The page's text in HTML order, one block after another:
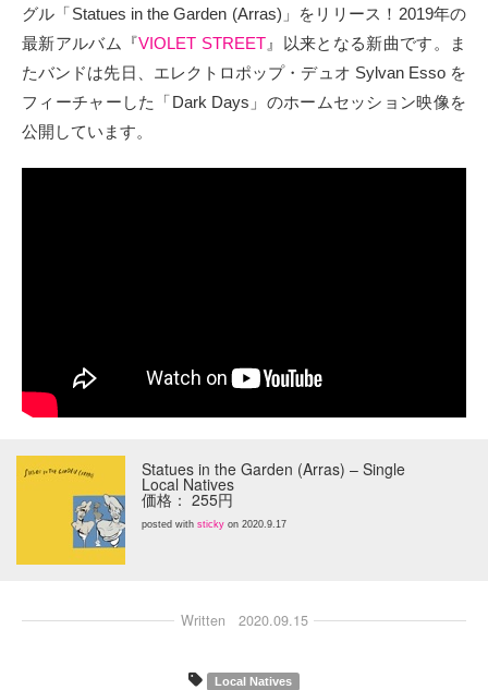
Twitter
Facebook
グル「Statues in the Garden (Arras)」をリリース！2019年の
最新アルバム『VIOLET STREET』以来となる新曲です。ま
たバンドは先日、エレクトロポップ・デュオ Sylvan Esso を
フィーチャーした「Dark Days」のホームセッション映像を
公開しています。
Statues in the Garden (Arras) – Single
Local Natives
価格： 255円
posted with sticky on 2020.9.17
Written 2020.09.15
Local Natives